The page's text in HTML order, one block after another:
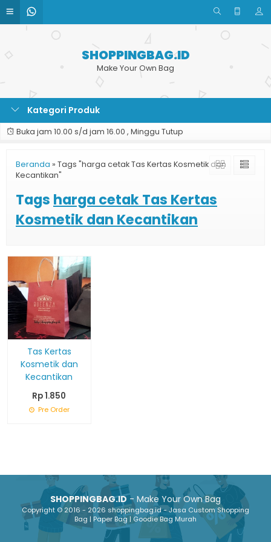
SHOPPINGBAG.ID
Make Your Own Bag
Kategori Produk
Buka jam 10.00 s/d jam 16.00 , Minggu Tutup
Beranda » Tags "harga cetak Tas Kertas Kosmetik dan
Kecantikan"
Tags harga cetak Tas Kertas
Kosmetik dan Kecantikan
Tas Kertas
Kosmetik dan
Kecantikan
Rp 1.850
Pre Order
SHOPPINGBAG.ID- Make Your Own Bag
Copyright © 2016 - 2026 shoppingbag.id - Jasa Custom Shopping
Bag | Paper Bag | Goodie Bag Murah